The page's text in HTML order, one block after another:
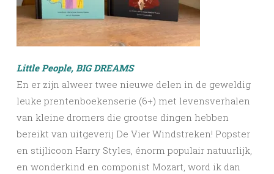
Little People, BIG DREAMS
En er zijn alweer twee nieuwe delen in de geweldig
leuke prentenboekenserie (6+) met levensverhalen
van kleine dromers die grootse dingen hebben
bereikt van uitgeverij De Vier Windstreken! Popster
en stijlicoon Harry Styles, énorm populair natuurlijk,
en wonderkind en componist Mozart, word ik dan